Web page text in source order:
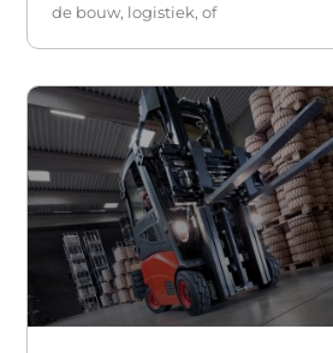
de bouw, logistiek, of